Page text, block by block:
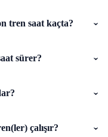
tren saat kaçta?
sürer?
çalışır?